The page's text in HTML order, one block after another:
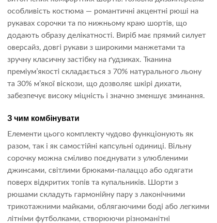
особливість костюма — романтичні акцентні рюші на
рукавах сорочки та по нижньому краю шортів, що
додають образу делікатності. Виріб має прямий силует
оверсайз, довгі рукави з широкими манжетами та
зручну класичну застібку на ґудзиках. Тканина
преміум’якості складається з 70% натурального льону
та 30% м’якої віскози, що дозволяє шкірі дихати,
забезпечує високу міцність і значно зменшує зминання.
З чим комбінувати
Елементи цього комплекту чудово функціонують як
разом, так і як самостійні капсульні одиниці. Вільну
сорочку можна сміливо поєднувати з улюбленими
джинсами, світлими брюками-палаццо або одягати
поверх відкритих топів та купальників. Шорти з
рюшами складуть гармонійну пару з лаконічними
трикотажними майками, облягаючими боді або легкими
літніми футболками, створюючи різноманітні